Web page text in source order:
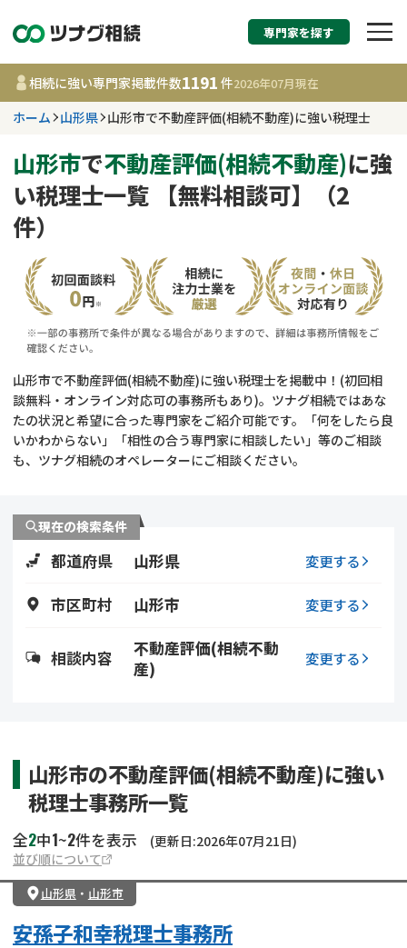
相続税申告・相続手
す
山形県
事務所 1191
件
相談内容で探す
遺言書作成・遺言執行
相続登記
遺留分侵害額請求
相続手続き
不動産評価(相続不動
費用相場
コラム
相続手続き
遺言
調査・アンケート
専門家を探す
相続に強い専門家掲載件数1191 件2026年07月現在
ホーム 山形県 山形市で不動産評価(相続不動産)に強い税理士
山形市で不動産評価(相続不動産)に強
い税理士一覧 【無料相談可】（2
件）
山形市で不動産評価(相続不動産)に強い税理士を掲載中！(初回相
談無料・オンライン対応可の事務所もあり)。ツナグ相続ではあな
たの状況と希望に合った専門家をご紹介可能です。「何をしたら良
いかわからない」「相性の合う専門家に相談したい」等のご相談
も、ツナグ相続のオペレーターにご相談ください。
現在の検索条件
都道府県 山形県 変更する
市区町村 山形市 変更する
相談内容
不動産評価(相続不動
産)
変更する
山形市の不動産評価(相続不動産)に強い
税理士事務所一覧
全2中1~2件を表示
(更新日:2026年07月21日)
並び順について
山形県 ・ 山形市
安孫子和幸税理士事務所